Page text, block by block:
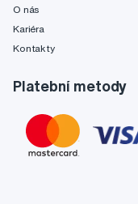
O nás
Kariéra
Kontakty
Platební metody